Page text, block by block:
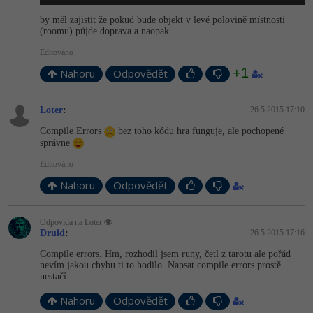
Copywriter
WordPress specialista
Algoritmy -41%
Více
Testování softwaru
Datová analýza
Digitální gramotnost
Kurzy designu
HTML/CSS -80%
Photoshop -80%
Příběhy absolventů
by měl zajistit že pokud bude objekt v levé polovině místnosti
(roomu) půjde doprava a naopak.
Editováno
Nahoru Odpovědět +1
Loter: 26.5.2015 17:10
Compile Errors
bez toho kódu hra funguje, ale pochopené
správne
Editováno
Nahoru Odpovědět
Odpovídá na Loter
Druid: 26.5.2015 17:16
Compile errors. Hm, rozhodil jsem runy, četl z tarotu ale pořád
nevím jakou chybu ti to hodilo. Napsat compile errors prostě
nestačí
Nahoru Odpovědět